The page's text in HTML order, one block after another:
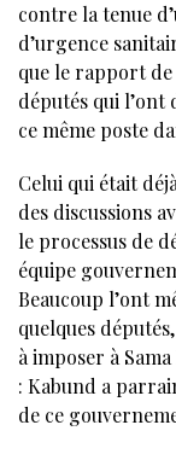
contre la tenue
d’urgence
que le rapport de
députés qui l’ont
ce même poste
Celui qui était
des discussions
le processus de
équipe
Beaucoup l’ont
quelques
à imposer à
: Kabund a
de ce